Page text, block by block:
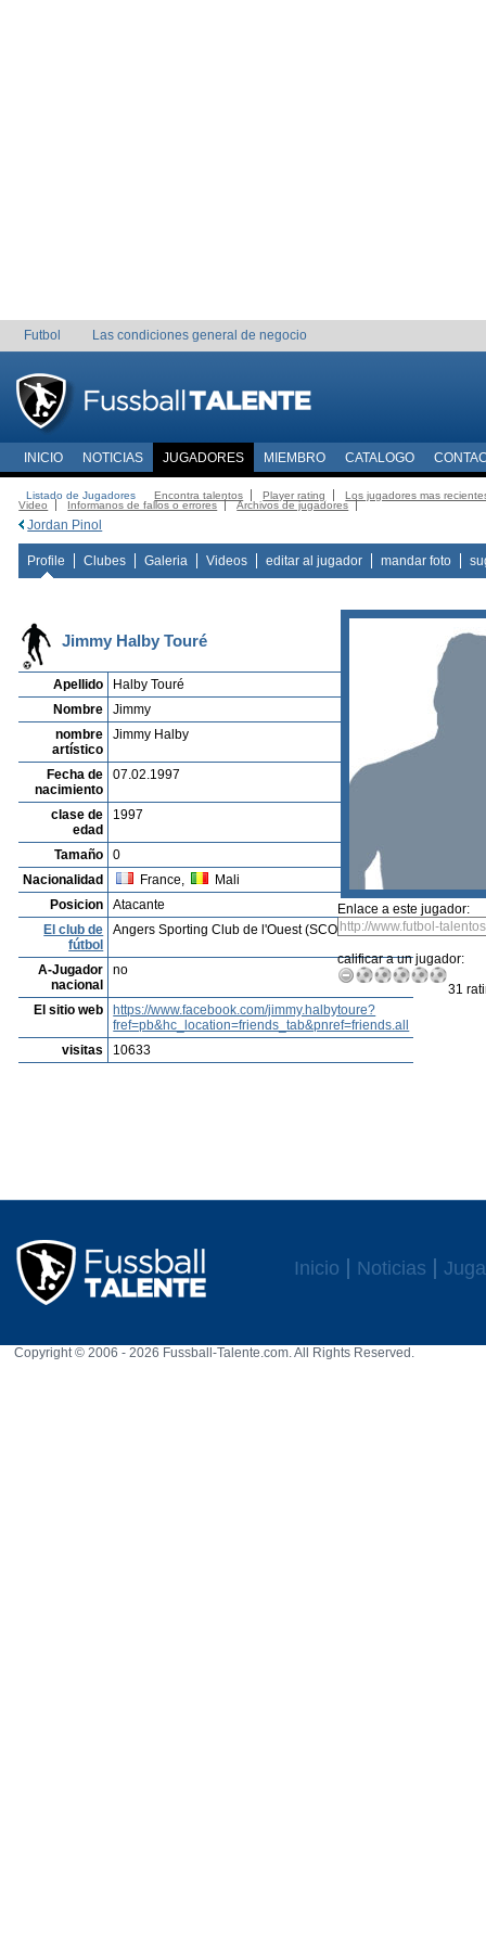
Futbol Las condiciones general de negocio
INICIO NOTICIAS JUGADORES MIEMBRO CATALOGO
Listado de Jugadores Encontra talentos Player rating
Los jugadores mas
Video
Informanos de fallos o errores Archivos de jugadores
Jordan Pinol
Profile Clubes Galeria Videos editar al jugador mandar foto
Jimmy Halby Touré
Apellido
Halby Touré
Nombre
Jimmy
nombre
artístico
Jimmy Halby
Fecha de
nacimiento
07.02.1997
clase de
edad
1997
Tamaño
0
Nacionalidad
France,
Mali
Posicion
Atacante
El club de
fútbol
Angers Sporting Club de l'Ouest (SCO)
A-Jugador
nacional
no
El sitio web
https://www.facebook.com/jimmy.halbytoure?
fref=pb&hc_location=friends_tab&pnref=friends.all
visitas
10633
Enlace a este jugador:
calificar a un jugador:
31
Inicio Noticias
Copyright © 2006 - 2026 Fussball-Talente.com. All Rights Reserved.